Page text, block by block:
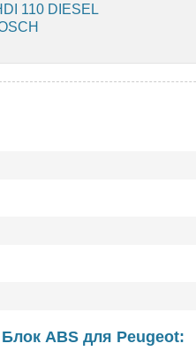
110 DIESEL
ABS для Peugeot: